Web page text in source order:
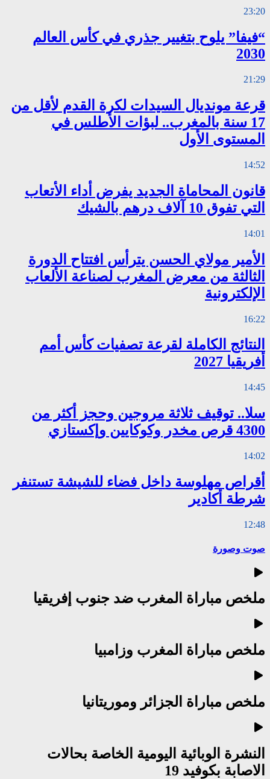
23:20
“فيفا” يلوح بتغيير جذري في كأس العالم
2030
21:29
قرعة مونديال السيدات لكرة القدم لأقل من
17 سنة بالمغرب.. لبؤات الأطلس في
المستوى الأول
14:52
قانون المحاماة الجديد يفرض أداء الأتعاب
التي تفوق 10 آلاف درهم بالشيك
14:01
الأمير مولاي الحسن يترأس افتتاح الدورة
الثالثة من معرض المغرب لصناعة الألعاب
الإلكترونية
16:22
النتائج الكاملة لقرعة تصفيات كأس أمم
أفريقيا 2027
14:45
سلا.. توقيف ثلاثة مروجين وحجز أكثر من
4300 قرص مخدر وكوكايين وإكستازي
14:02
أقراص مهلوسة داخل فضاء للشيشة تستنفر
شرطة أكادير
12:48
صوت وصورة
ملخص مباراة المغرب ضد جنوب إفريقيا
ملخص مباراة المغرب وزامبيا
ملخص مباراة الجزائر وموريتانيا
النشرة الوبائية اليومية الخاصة بحالات
الاصابة بكوفيد 19